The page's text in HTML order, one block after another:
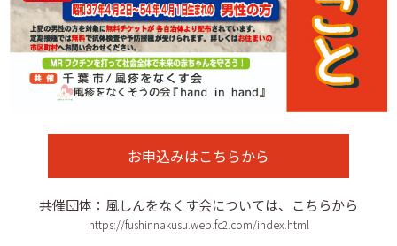
お申込みはこちらから
共催団体：風しんをなくす会については、こちらから
https://fushinnakusu.web.fc2.com/index.html